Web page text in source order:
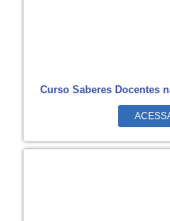
Curso Saberes Docentes